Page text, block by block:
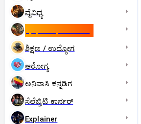
ವೈವಿಧ್ಯ
ಶಿಕ್ಷಣ / ಉದ್ಯೋಗ
ಆರೋಗ್ಯ
ಅನಿವಾಸಿ ಕನ್ನಡಿಗ
ಸೆಲೆಬ್ರಿಟಿ ಕಾರ್ನರ್‌
Explainer